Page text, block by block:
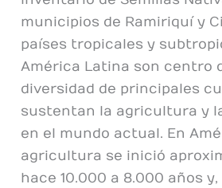
municipios de Ramiriquí y
países tropicales y
América Latina son centro
diversidad de principales
sustentan la agricultura y
en el mundo actual. En
agricultura se inició
hace 10.000 a 8.000 años y,